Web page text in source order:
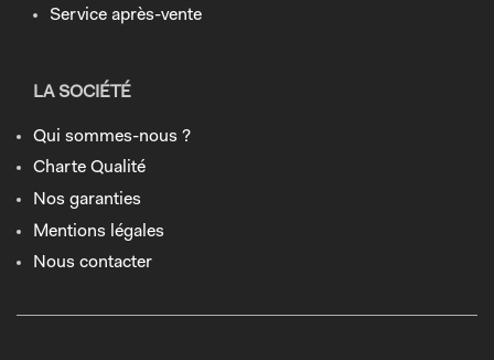
Service après-vente
LA SOCIÉTÉ
Qui sommes-nous ?
Charte Qualité
Nos garanties
Mentions légales
Nous contacter